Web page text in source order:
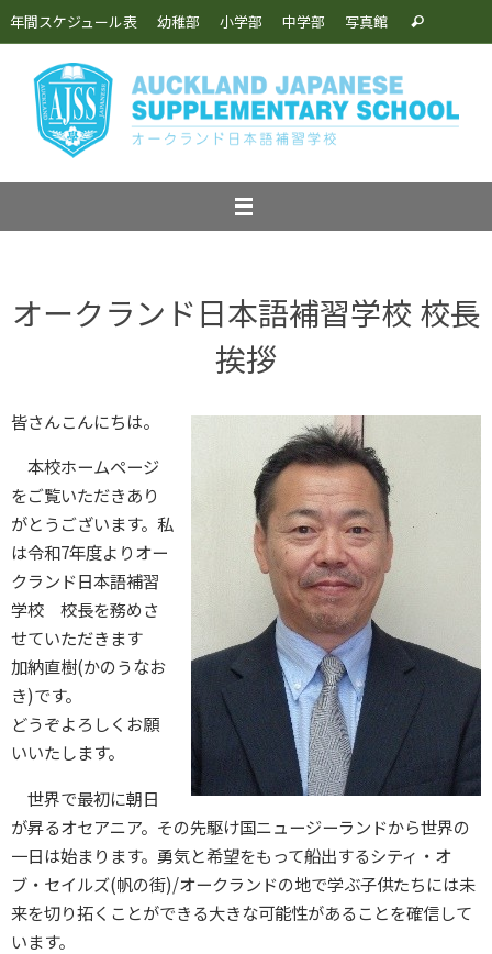
コ
ン
ス
年間スケジュール表 幼稚部 小学部 中学部 写真館
索:
検
オークランド日本語補習学校 校長
挨拶
皆さんこんにちは。
本校ホームページ
をご覧いただきあり
がとうございます。私
は令和7年度よりオー
クランド日本語補習
学校 校長を務めさ
せていただきます
加納直樹(かのうなお
き)です。
どうぞよろしくお願
いいたします。
世界で最初に朝日
が昇るオセアニア。その先駆け国ニュージーランドから世界の
一日は始まります。勇気と希望をもって船出するシティ・オ
ブ・セイルズ(帆の街)/オークランドの地で学ぶ子供たちには未
来を切り拓くことができる大きな可能性があることを確信して
います。